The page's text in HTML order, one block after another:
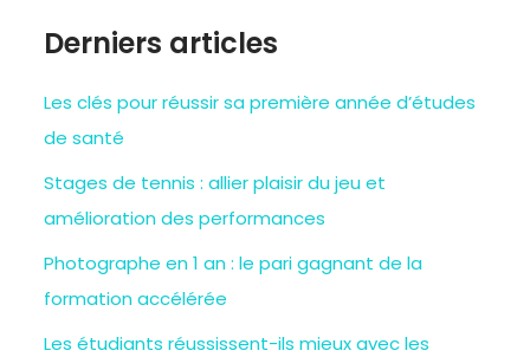
Derniers articles
Les clés pour réussir sa première année d’études
de santé
Stages de tennis : allier plaisir du jeu et
amélioration des performances
Photographe en 1 an : le pari gagnant de la
formation accélérée
Les étudiants réussissent-ils mieux avec les